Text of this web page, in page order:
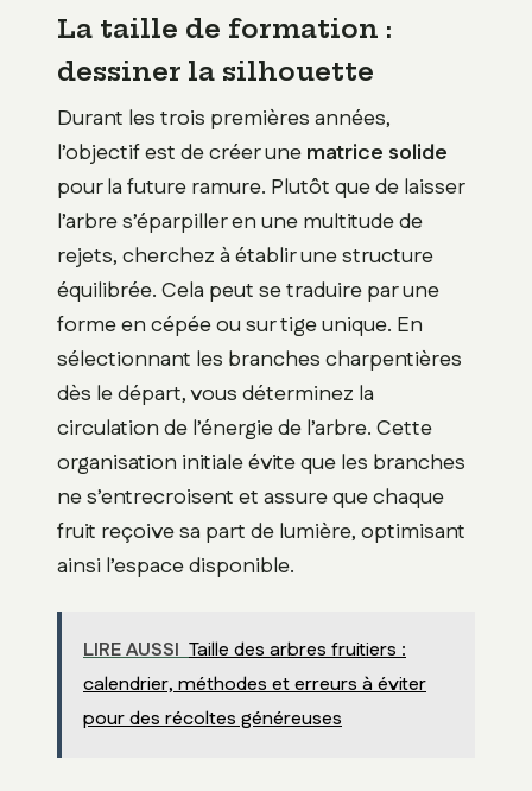
La taille de formation :
dessiner la silhouette
Durant les trois premières années,
l’objectif est de créer unematrice solide
pour la future ramure. Plutôt que de laisser
l’arbre s’éparpiller en une multitude de
rejets, cherchez à établir une structure
équilibrée. Cela peut se traduire par une
forme en cépée ou sur tige unique. En
sélectionnant les branches charpentières
dès le départ, vous déterminez la
circulation de l’énergie de l’arbre. Cette
organisation initiale évite que les branches
ne s’entrecroisent et assure que chaque
fruit reçoive sa part de lumière, optimisant
ainsi l’espace disponible.
LIRE AUSSI Taille des arbres fruitiers :
calendrier, méthodes et erreurs à éviter
pour des récoltes généreuses